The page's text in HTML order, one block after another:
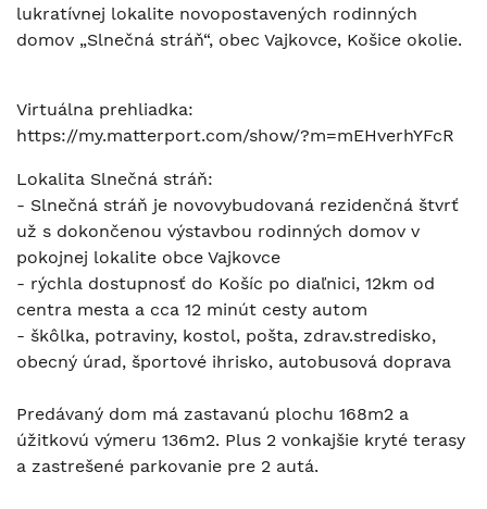
lukratívnej lokalite novopostavených rodinných
domov „Slnečná stráň“, obec Vajkovce, Košice okolie.
Virtuálna prehliadka:
https://my.matterport.com/show/?m=mEHverhYFcR
Lokalita Slnečná stráň:
- Slnečná stráň je novovybudovaná rezidenčná štvrť
už s dokončenou výstavbou rodinných domov v
pokojnej lokalite obce Vajkovce
- rýchla dostupnosť do Košíc po diaľnici, 12km od
centra mesta a cca 12 minút cesty autom
- škôlka, potraviny, kostol, pošta, zdrav.stredisko,
obecný úrad, športové ihrisko, autobusová doprava
Predávaný dom má zastavanú plochu 168m2 a
úžitkovú výmeru 136m2. Plus 2 vonkajšie kryté terasy
a zastrešené parkovanie pre 2 autá.